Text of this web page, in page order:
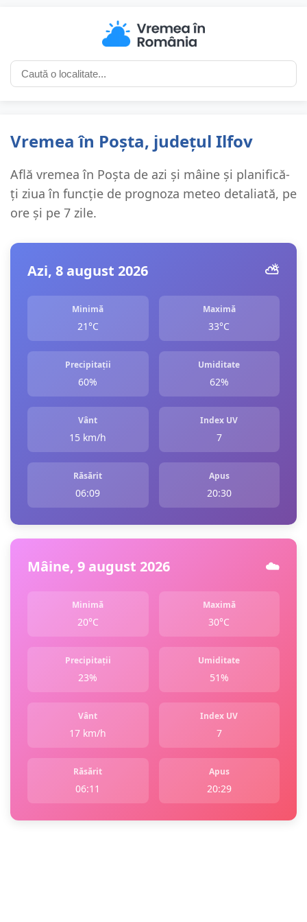
Vremea în Poșta, județul Ilfov
Află vremea în Poșta de azi și mâine și planifică-
ți ziua în funcție de prognoza meteo detaliată, pe
ore și pe 7 zile.
Azi, 8 august 2026 ⛅️
Minimă
21°C
Maximă
33°C
Precipitații
60%
Umiditate
62%
Vânt
15 km/h
Index UV
7
Răsărit
06:09
Apus
20:30
Mâine, 9 august 2026 ☁️
Minimă
20°C
Maximă
30°C
Precipitații
23%
Umiditate
51%
Vânt
17 km/h
Index UV
7
Răsărit
06:11
Apus
20:29